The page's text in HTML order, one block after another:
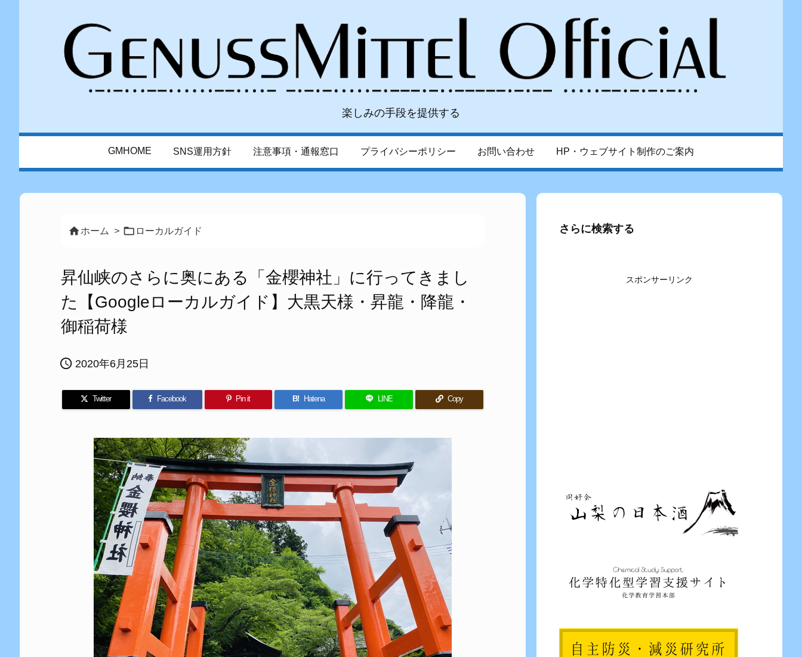
楽しみの手段を提供する
GMHOME SNS運用方針 注意事項・通報窓口 プライバシーポリシー お問い合わせ HP・ウェブサイト制作のご案内
ホーム >  ローカルガイド
昇仙峡のさらに奥にある「金櫻神社」に行ってきまし
た【Googleローカルガイド】大黒天様・昇龍・降龍・
御稲荷様
 2020年6月25日
Twitter Facebook Pin it B! Hatena LINE Copy
さらに検索する
スポンサーリンク